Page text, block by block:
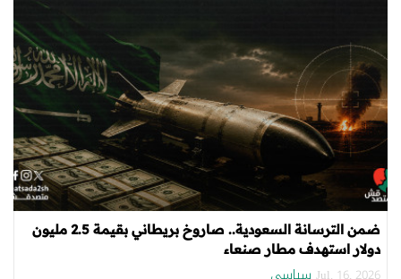
ضمن الترسانة السعودية.. صاروخ بريطاني بقيمة 2.5 مليون
دولار استهدف مطار صنعاء